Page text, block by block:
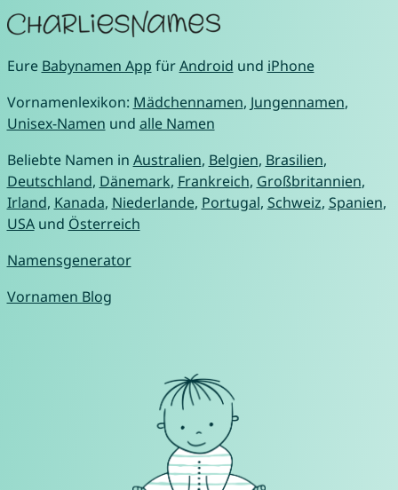
Eure Babynamen App fürAndroid und iPhone
Vornamenlexikon: Mädchennamen, Jungennamen,
Unisex-Namen und alle Namen
Beliebte Namen in Australien, Belgien, Brasilien,
Deutschland, Dänemark, Frankreich, Großbritannien,
Irland, Kanada, Niederlande, Portugal, Schweiz, Spanien,
USAund Österreich
Namensgenerator
Vornamen Blog